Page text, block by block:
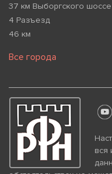
37 км Выборгского шоссе
4 Разъезд
46 км
Все города
вся